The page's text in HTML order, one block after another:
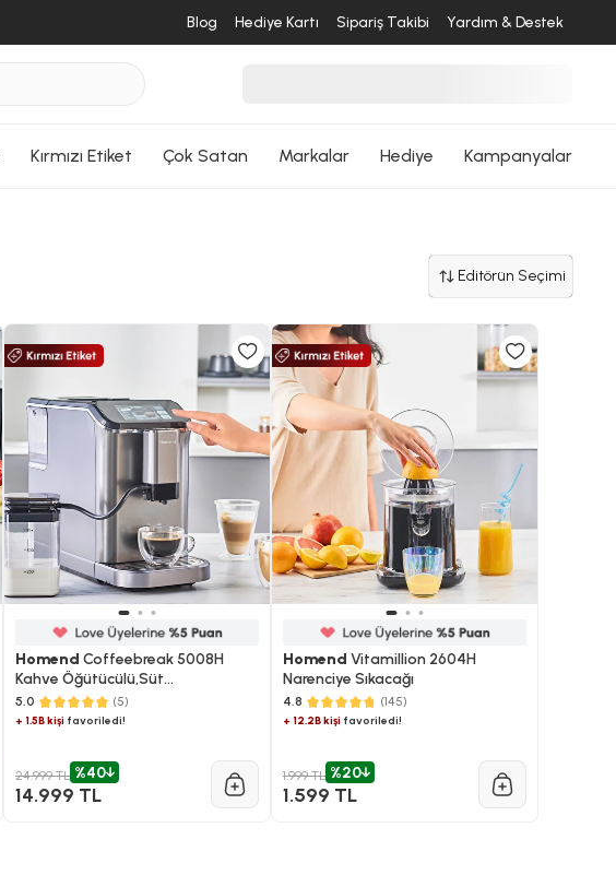
Blog Hediye Kartı Sipariş Takibi Yardım & Destek
Kırmızı Etiket Çok Satan Markalar Hediye Kampanyalar
Editörün Seçimi
Homend Coffeebreak 5008H
Kahve Öğütücülü,Süt
Köpürtücülü,Dokunmatik Ekranlı
Full Otomatik Espresso Makinesi
5.0 (5)
+ 1.5B kişifavoriledi!
24.999 TL %40
14.999 TL
Homend Vitamillion 2604H
Narenciye Sıkacağı
4.8 (145)
+ 12.2B kişi favoriledi!
1.999 TL %20
1.599 TL